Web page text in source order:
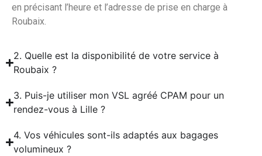
en précisant l’heure et l’adresse de prise en charge à
Roubaix.
2. Quelle est la disponibilité de votre service à
Roubaix ?
3. Puis-je utiliser mon VSL agréé CPAM pour un
rendez-vous à Lille ?
4. Vos véhicules sont-ils adaptés aux bagages
volumineux ?